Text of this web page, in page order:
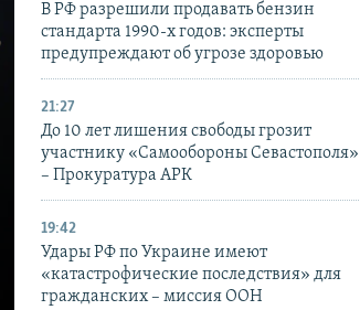
В РФ разрешили продавать бензин
стандарта 1990-х годов: эксперты
предупреждают об угрозе здоровью
21:27
До 10 лет лишения свободы грозит
участнику «Самообороны Севастополя»
– Прокуратура АРК
19:42
Удары РФ по Украине имеют
«катастрофические последствия» для
гражданских – миссия ООН